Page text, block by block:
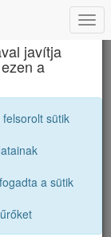
Líceum
Miklósy
javítja
a
sütik
a sütik